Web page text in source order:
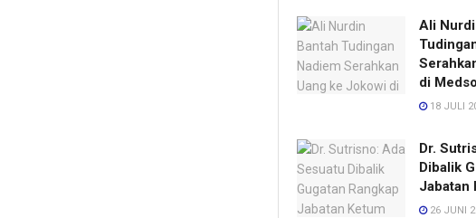
Ali
di
18 JULI
Dr.
Dibalik
Jabatan
26 JUNI